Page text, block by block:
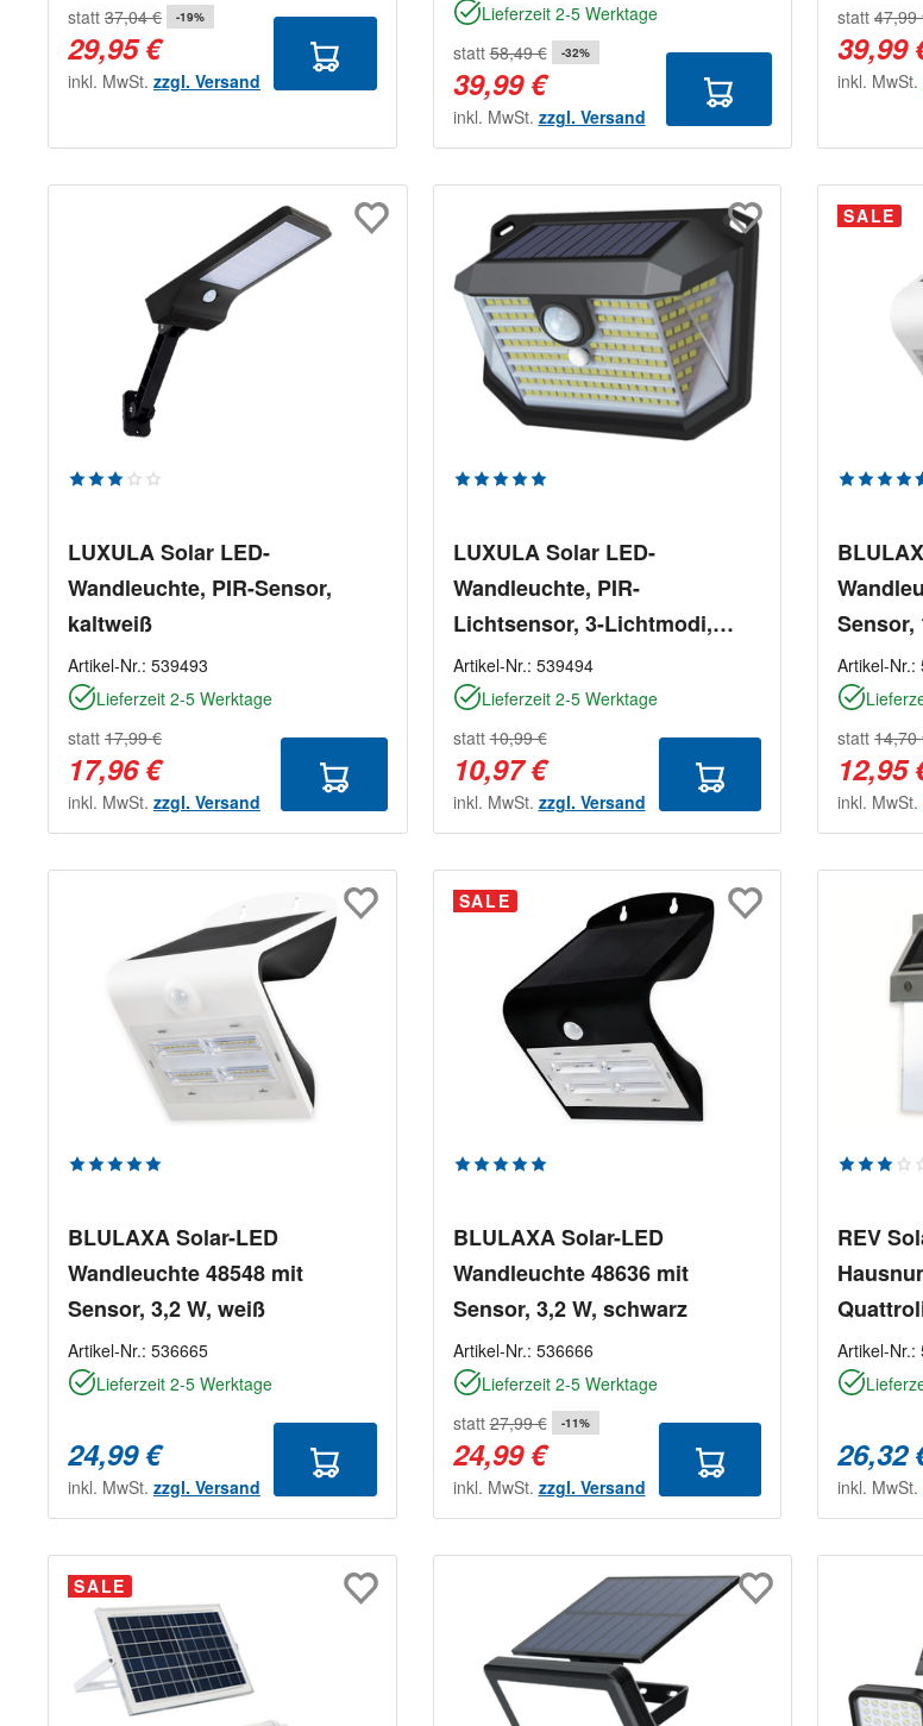
statt 37,04 € -19%
29,95 €
inkl. MwSt. zzgl. Versand
Lieferzeit 2-5 Werktage
statt 58,49 € -32%
39,99 €
inkl. MwSt. zzgl. Versand
statt 47,99
39,99
inkl. MwSt.
Durchschnittliche Bewertung von 3 von 5 Sternen
LUXULA Solar LED-
Wandleuchte, PIR-Sensor,
kaltweiß
Artikel-Nr.: 539493
Lieferzeit 2-5 Werktage
statt 17,99 €
17,96 €
inkl. MwSt. zzgl. Versand
Durchschnittliche Bewertung von 5 von 5 Sternen
LUXULA Solar LED-
Wandleuchte, PIR-
Lichtsensor, 3-Lichtmodi,
kaltweiß
Artikel-Nr.: 539494
Lieferzeit 2-5 Werktage
statt 10,99 €
10,97 €
inkl. MwSt. zzgl. Versand
SALE
Sensor,
Artikel-Nr.:
statt 14,70
12,95
inkl. MwSt.
Durchschnittliche Bewertung von 5 von 5 Sternen
BLULAXA Solar-LED
Wandleuchte 48548 mit
Sensor, 3,2 W, weiß
Artikel-Nr.: 536665
Lieferzeit 2-5 Werktage
24,99 €
inkl. MwSt. zzgl. Versand
SALE
Durchschnittliche Bewertung von 5 von 5 Sternen
BLULAXA Solar-LED
Wandleuchte 48636 mit
Sensor, 3,2 W, schwarz
Artikel-Nr.: 536666
Lieferzeit 2-5 Werktage
statt 27,99 € -11%
24,99 €
inkl. MwSt. zzgl. Versand
REV
Artikel-Nr.:
26,32
inkl. MwSt.
SALE